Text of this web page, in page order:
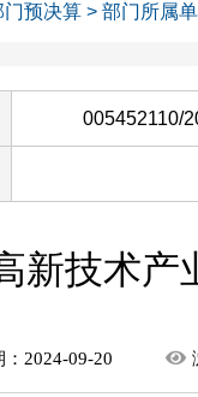
门预决算 > 部门所属
005452110/
新技术
2024-09-20